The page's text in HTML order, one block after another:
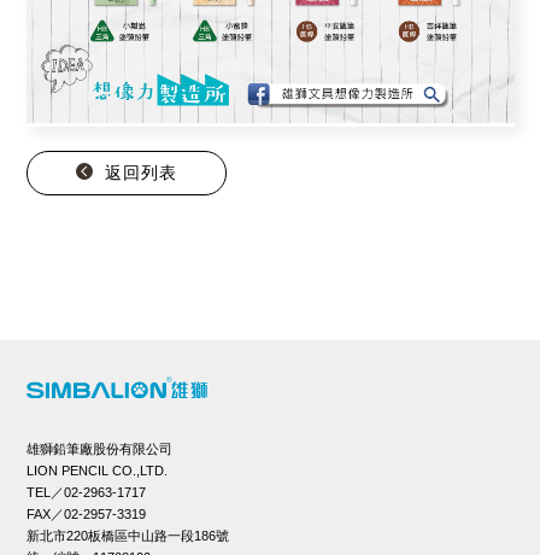
返回列表
雄獅鉛筆廠股份有限公司
LION PENCIL CO.,LTD.
TEL／02-2963-1717
FAX／02-2957-3319
新北市220板橋區中山路一段186號